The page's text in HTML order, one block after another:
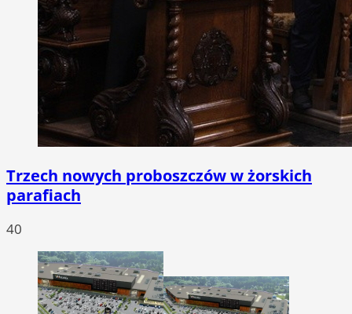
Trzech nowych proboszczów w żorskich
parafiach
40